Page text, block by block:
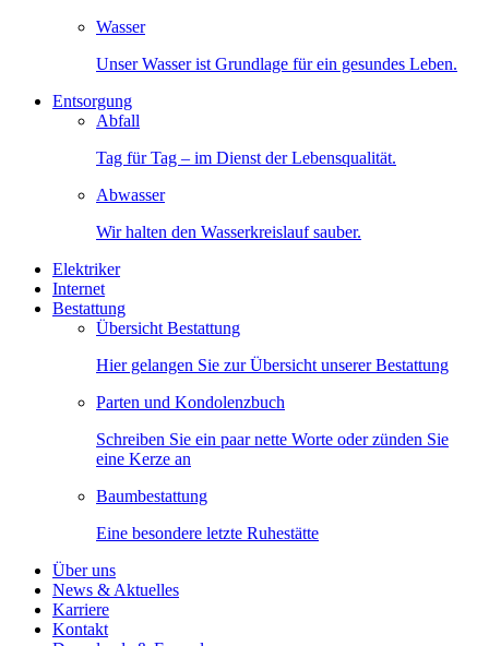
Wasser
Unser Wasser ist Grundlage für ein gesundes Leben.
Entsorgung
Abfall
Tag für Tag – im Dienst der Lebensqualität.
Abwasser
Wir halten den Wasserkreislauf sauber.
Elektriker
Internet
Bestattung
Übersicht Bestattung
Hier gelangen Sie zur Übersicht unserer Bestattung
Parten und Kondolenzbuch
Schreiben Sie ein paar nette Worte oder zünden Sie
eine Kerze an
Baumbestattung
Eine besondere letzte Ruhestätte
Über uns
News & Aktuelles
Karriere
Kontakt